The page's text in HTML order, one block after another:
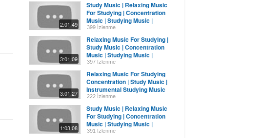
2:01:49
Study Music | Relaxing Music
For Studying | Concentration
Music | Studying Music |
Reading Music
399 İzlenme
3:01:09
Relaxing Music For Studying |
Study Music | Concentration
Music | Studying Music |
Reading Music
397 İzlenme
3:01:27
Relaxing Music For Studying
Concentration | Study Music |
Instrumental Studying Music
Reading
222 İzlenme
1:03:08
Study Music | Relaxing Music
For Studying | Concentration
Music | Studying Music |
Reading Music
391 İzlenme